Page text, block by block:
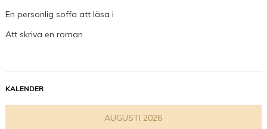
En personlig soffa att läsa i
Att skriva en roman
KALENDER
AUGUSTI 2026